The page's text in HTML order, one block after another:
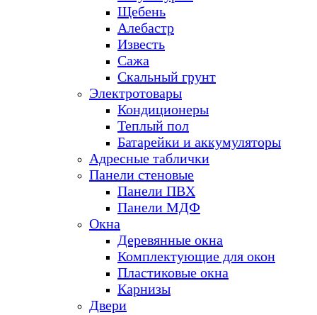
Щебень
Алебастр
Известь
Сажа
Скальный грунт
Электротовары
Кондиционеры
Теплый пол
Батарейки и аккумуляторы
Адресные таблички
Панели стеновые
Панели ПВХ
Панели МДФ
Окна
Деревянные окна
Комплектующие для окон
Пластиковые окна
Карнизы
Двери